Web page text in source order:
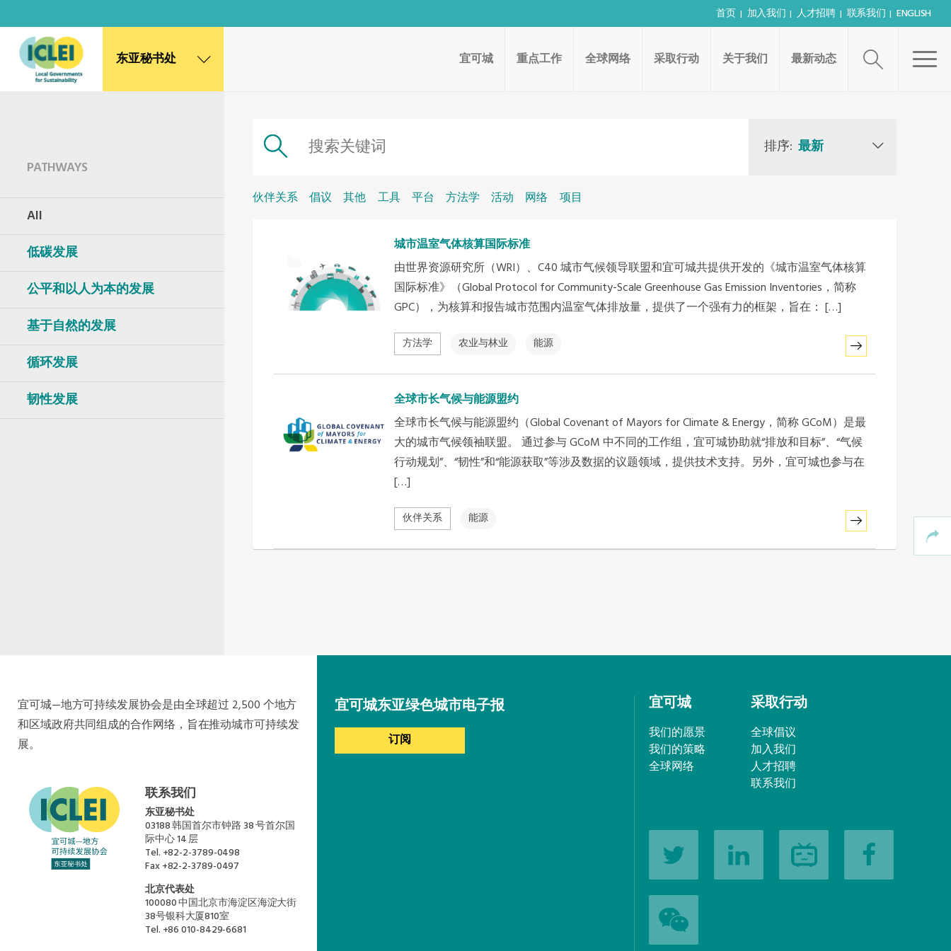
首页 加入我们 人才招聘 联系我们 ENGLISH
东亚秘书处
北京代表处
非洲秘书处
加拿大办公室
墨西哥、中美洲和加勒比海区秘书处
南美洲秘书处
东南亚秘书处
宜可城 重点工作 全球网络 采取行动 关于我们 最新动态
PATHWAYS
All
低碳发展
公平和以人为本的发展
基于自然的发展
循环发展
韧性发展
排序: 最新
伙伴关系 倡议 其他 工具 平台 方法学 活动 网络 项目
城市温室气体核算国际标准
由世界资源研究所（WRI）、C40 城市气候领导联盟和宜可城共提供开发的《城市温室气体核算
国际标准》（Global Protocol for Community-Scale Greenhouse Gas Emission Inventories，简称
GPC），为核算和报告城市范围内温室气体排放量，提供了一个强有力的框架，旨在： […]
方法学 农业与林业 能源
全球市长气候与能源盟约
全球市长气候与能源盟约（Global Covenant of Mayors for Climate & Energy，简称 GCoM）是最
大的城市气候领袖联盟。 通过参与 GCoM 中不同的工作组，宜可城协助就“排放和目标”、“气候
行动规划”、“韧性”和“能源获取”等涉及数据的议题领域，提供技术支持。另外，宜可城也参与在
[…]
伙伴关系 能源
宜可城—地方可持续发展协会是由全球超过 2,500 个地方
和区域政府共同组成的合作网络，旨在推动城市可持续发
展。
联系我们
东亚秘书处
03188 韩国首尔市钟路 38 号首尔国
际中心 14 层
Tel. +82-2-3789-0498
Fax+82-2-3789-0497
北京代表处
100080 中国北京市海淀区海淀大街
38号银科大厦810室
Tel. +86 010-8429-6681
宜可城东亚绿色城市电子报
订阅
宜可城
我们的愿景
我们的策略
全球网络
采取行动
全球倡议
加入我们
人才招聘
联系我们